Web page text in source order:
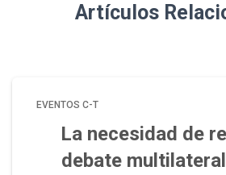
Artículos
EVENTOS C-T
La necesidad de
debate